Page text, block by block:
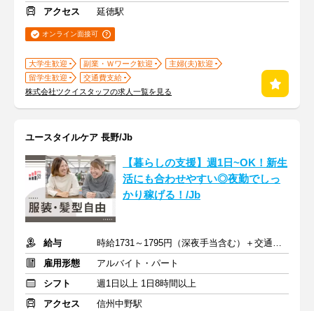
アクセス
延徳駅
オンライン面接可
大学生歓迎 副業・Ｗワーク歓迎
主婦(夫)歓迎
留学生歓迎
交通費支給
株式会社ツクイスタッフの求人一覧を見る
ユースタイルケア 長野/Jb
【暮らしの支援】週1日~OK！新生
活にも合わせやすい◎夜勤でしっ
かり稼げる！/Jb
給与
時給1731～1795円（深夜手当含む）＋交通費支給
雇用形態
アルバイト・パート
シフト
週1日以上 1日8時間以上
アクセス
信州中野駅